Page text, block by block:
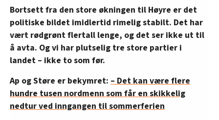
Bortsett fra den store økningen til Høyre er det
politiske bildet imidlertid rimelig stabilt. Det har
vært rødgrønt flertall lenge, og det ser ikke ut til
å avta. Og vi har plutselig tre store partier i
landet – ikke to som før.
Ap og Støre er bekymret: – Det kan være flere
hundre tusen nordmenn som får en skikkelig
nedtur ved inngangen til sommerferien